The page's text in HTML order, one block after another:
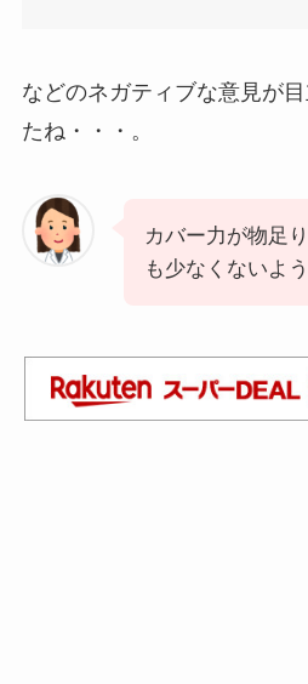
などのネガティブな意見が
たね・・・。
カバー力が物足
も少なくないよう